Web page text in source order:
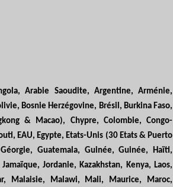
Arabie Saoudite, Argentine, Arménie,
Bosnie Herzégovine, Brésil, Burkina Faso,
& Macao), Chypre, Colombie, Congo-
EAU, Egypte, Etats-Unis (30 Etats & Puerto
Guatemala, Guinée, Guinée, Haïti,
Jordanie, Kazakhstan, Kenya, Laos,
Malaisie, Malawi, Mali, Maurice, Maroc,